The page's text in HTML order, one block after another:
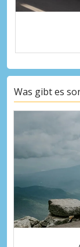
Was gibt es